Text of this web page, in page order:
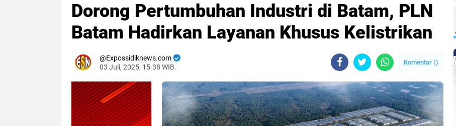
Dorong Pertumbuhan Industri di Batam, PLN
Batam Hadirkan Layanan Khusus Kelistrikan
Expossidiknews.com
03 Juli, 2025, 15.38 WIB.
Komentar ()